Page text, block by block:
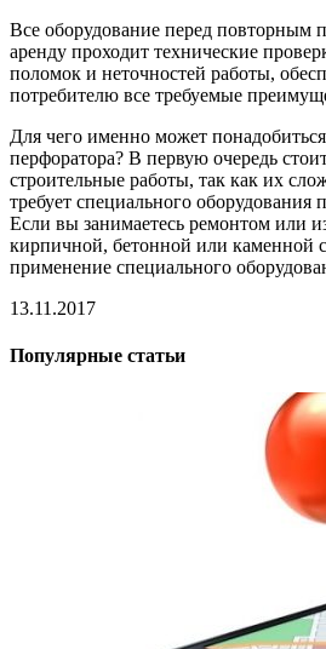
Все оборудование перед повторным
аренду проходит технические
поломок и неточностей работы,
потребителю все требуемые
Для чего именно может
перфоратора? В первую очередь
строительные работы, так как их
требует специального
Если вы занимаетесь ремонтом или
кирпичной, бетонной или каменной
применение специального
13.11.2017
Популярные статьи